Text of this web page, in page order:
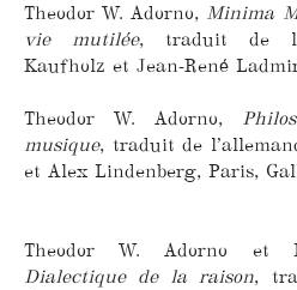
Theodor W. Adorno, Minima
vie mutilée, traduit de
Kaufholz et Jean-René
Theodor W. Adorno,
musique, traduit de
et Alex Lindenberg, Paris,
Theodor W. Adorno et
Dialectique de la raison,